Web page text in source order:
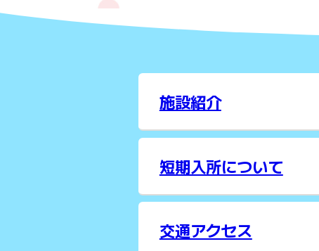
施設紹介
短期入所について
交通アクセス